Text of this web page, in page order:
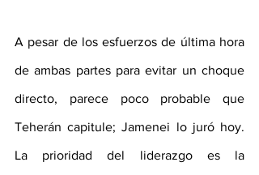
A pesar de los esfuerzos de última hora
de ambas partes para evitar un choque
directo, parece poco probable que
Teherán capitule; Jamenei lo juró hoy.
La prioridad del liderazgo es la